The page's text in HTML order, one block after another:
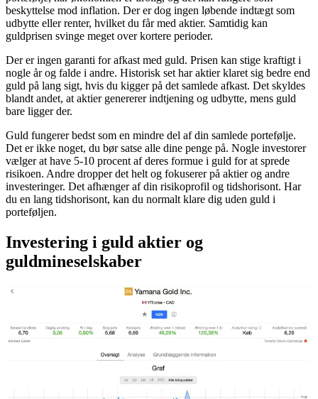
beskyttelse mod inflation. Der er dog ingen løbende indtægt som
udbytte eller renter, hvilket du får med aktier. Samtidig kan
guldprisen svinge meget over kortere perioder.
Der er ingen garanti for afkast med guld. Prisen kan stige kraftigt i
nogle år og falde i andre. Historisk set har aktier klaret sig bedre end
guld på lang sigt, hvis du kigger på det samlede afkast. Det skyldes
blandt andet, at aktier genererer indtjening og udbytte, mens guld
bare ligger der.
Guld fungerer bedst som en mindre del af din samlede portefølje.
Det er ikke noget, du bør satse alle dine penge på. Nogle investorer
vælger at have 5-10 procent af deres formue i guld for at sprede
risikoen. Andre dropper det helt og fokuserer på aktier og andre
investeringer. Det afhænger af din risikoprofil og tidshorisont. Har
du en lang tidshorisont, kan du normalt klare dig uden guld i
porteføljen.
Investering i guld aktier og
guldmineselskaber